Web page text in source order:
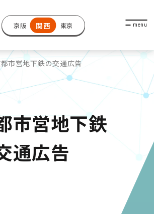
京阪 関西 東京
市営地下鉄の交通広告
市営地下鉄
通広告